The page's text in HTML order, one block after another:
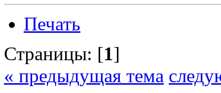
Печать
Страницы: [1]
« предыдущая тема